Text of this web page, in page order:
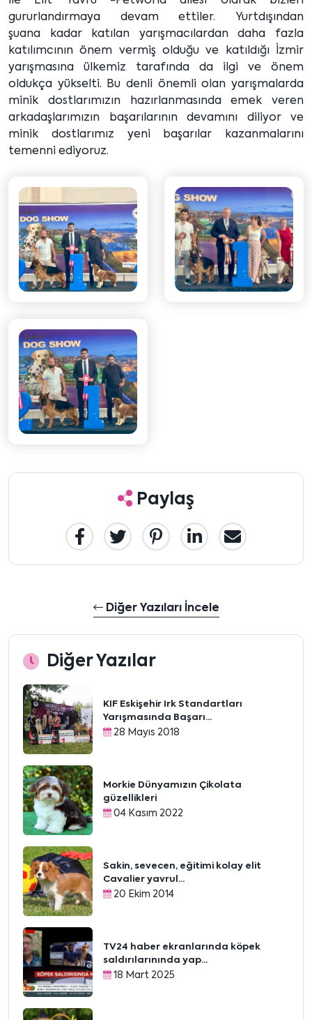
gururlandırmaya devam ettiler. Yurtdışından
şuana kadar katılan yarışmacılardan daha fazla
katılımcının önem vermiş olduğu ve katıldığı İzmir
yarışmasına ülkemiz tarafında da ilgi ve önem
oldukça yükselti. Bu denli önemli olan yarışmalarda
minik dostlarımızın hazırlanmasında emek veren
arkadaşlarımızın başarılarının devamını diliyor ve
minik dostlarımız yeni başarılar kazanmalarını
temenni ediyoruz.
Paylaş
Diğer Yazıları İncele
Diğer Yazılar
KIF Eskişehir Irk Standartları
Yarışmasında Başarı...
28 Mayıs 2018
Morkie Dünyamızın Çikolata
güzellikleri
04 Kasım 2022
Sakin, sevecen, eğitimi kolay elit
Cavalier yavrul...
20 Ekim 2014
TV24 haber ekranlarında köpek
saldırılarınında yap...
18 Mart 2025